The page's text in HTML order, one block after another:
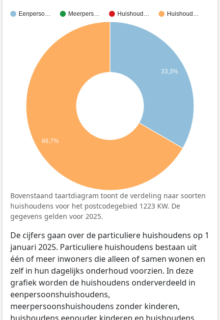
Eenperso… Meerpers… Huishoud… Huishoud…
33,3%
66,7%
Bovenstaand taartdiagram toont de verdeling naar soorten
huishoudens voor het postcodegebied 1223 KW. De
gegevens gelden voor 2025.
De cijfers gaan over de particuliere huishoudens op 1
januari 2025. Particuliere huishoudens bestaan uit
één of meer inwoners die alleen of samen wonen en
zelf in hun dagelijks onderhoud voorzien. In deze
grafiek worden de huishoudens onderverdeeld in
eenpersoonshuishoudens,
meerpersoonshuishoudens zonder kinderen,